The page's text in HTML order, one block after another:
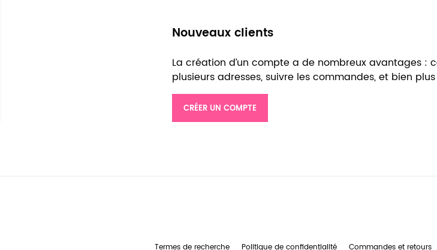
Nouveaux clients
La création d’un compte a de nombreux avantages :
plusieurs adresses, suivre les commandes, et bien
CRÉER UN COMPTE
Termes de recherche Politique de confidentialité Commandes et retours